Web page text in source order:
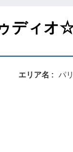
ディオ
エリア名 パ